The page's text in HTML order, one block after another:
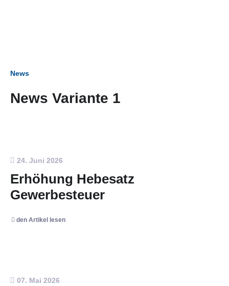
News
News Variante 1
24. Juni 2026
Erhöhung Hebesatz
Gewerbesteuer
den Artikel lesen
07. Mai 2026